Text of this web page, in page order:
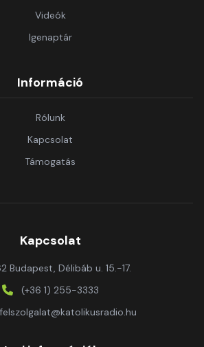
Videók
Igenaptár
Információ
Rólunk
Kapcsolat
Támogatás
Kapcsolat
Budapest, Délibáb u. 15.-17.
(+36 1) 255-3333